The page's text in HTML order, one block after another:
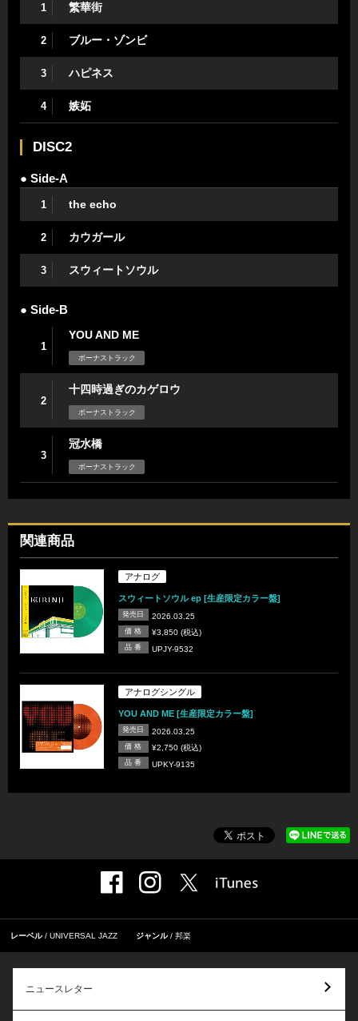
1 繁華街
2 ブルー・ゾンビ
3 ハピネス
4 嫉妬
DISC2
● Side-A
1 the echo
2 カウガール
3 スウィートソウル
● Side-B
1
YOU AND ME
ボーナストラック
2
十四時過ぎのカゲロウ
ボーナストラック
3
冠水橋
ボーナストラック
関連商品
アナログ
スウィートソウル ep [生産限定カラー盤]
発売日 2026.03.25
価 格 ¥3,850 (税込)
品 番 UPJY-9532
アナログシングル
YOU AND ME [生産限定カラー盤]
発売日 2026.03.25
価 格 ¥2,750 (税込)
品 番 UPKY-9135
レーベル UNIVERSAL JAZZ ジャンル 邦楽
ニュースレター